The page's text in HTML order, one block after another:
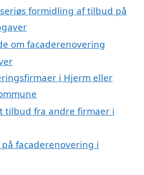
formidling af tilbud på
om facaderenovering
i Hjerm eller
tilbud fra andre firmaer i
facaderenovering i